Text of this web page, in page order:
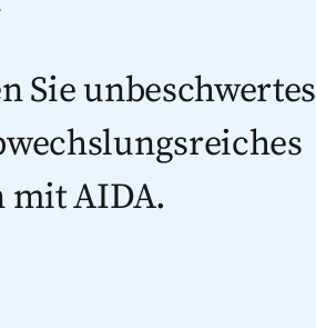
Sie unbeschwertes
mit AIDA.